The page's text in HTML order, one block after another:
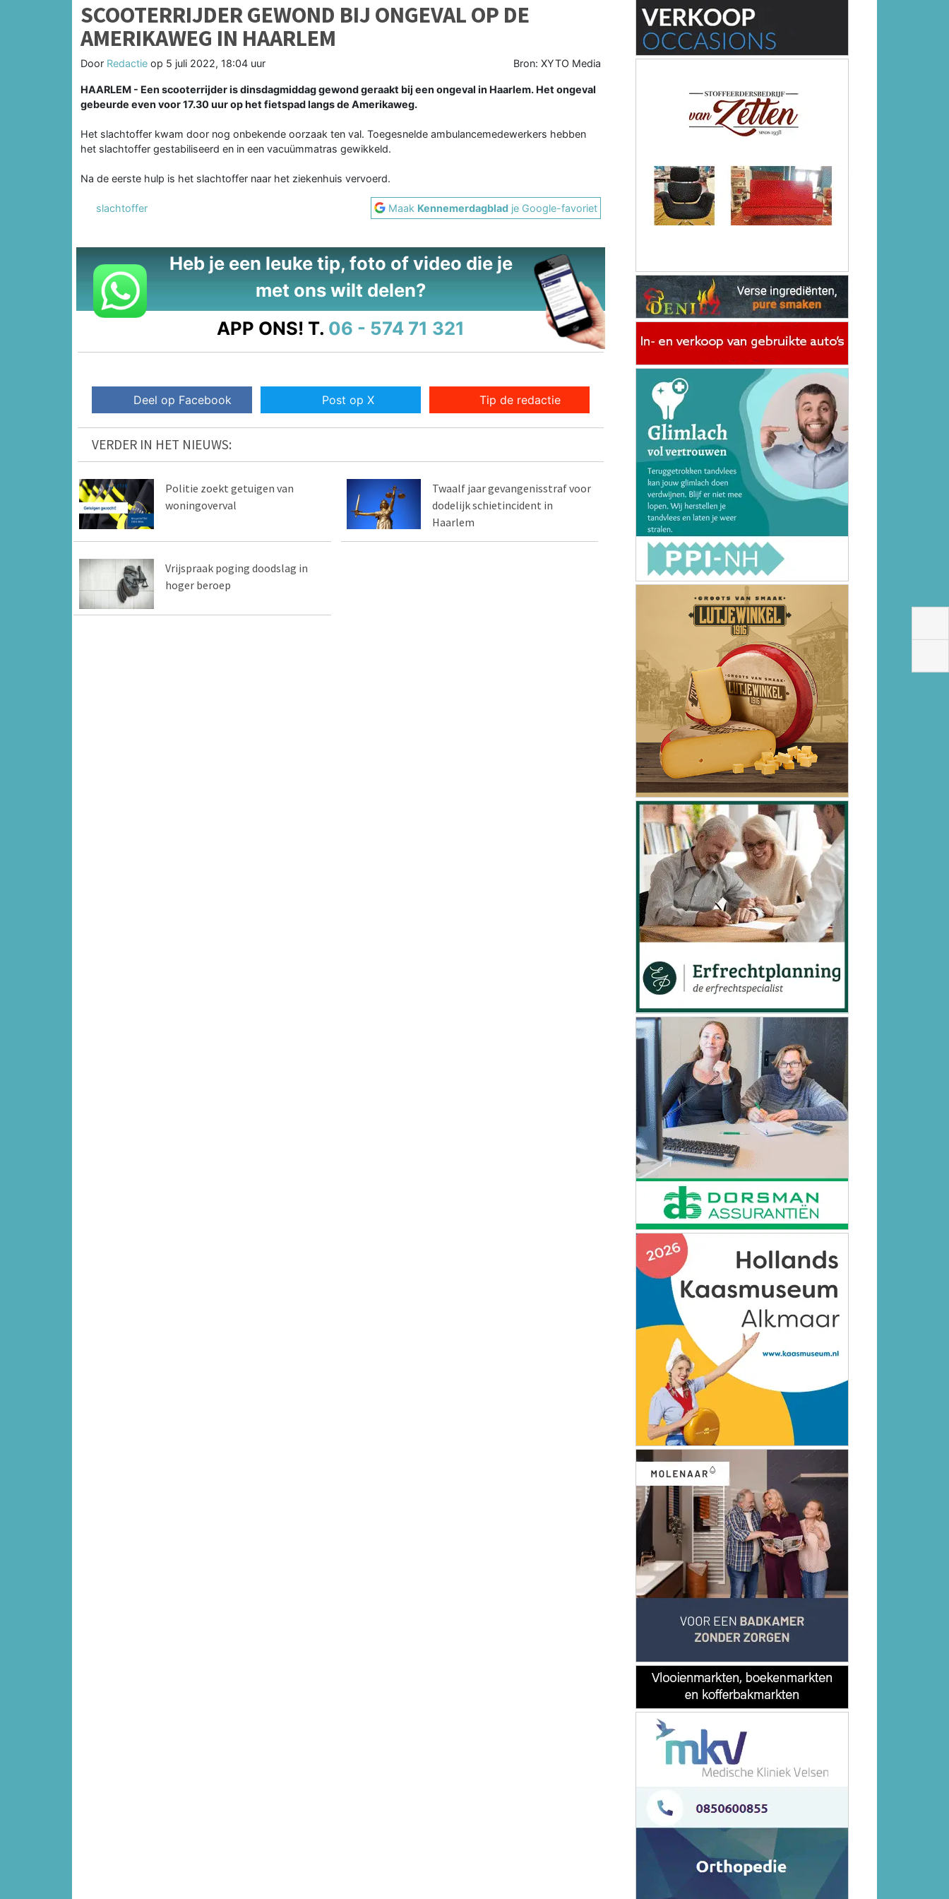
SCOOTERRIJDER GEWOND BIJ ONGEVAL OP DE
AMERIKAWEG IN HAARLEM
Door Redactie op 5 juli 2022, 18:04 uur Bron: XYTO Media
HAARLEM - Een scooterrijder is dinsdagmiddag gewond geraakt bij een ongeval in Haarlem. Het ongeval
gebeurde even voor 17.30 uur op het fietspad langs de Amerikaweg.
Het slachtoffer kwam door nog onbekende oorzaak ten val. Toegesnelde ambulancemedewerkers hebben
het slachtoffer gestabiliseerd en in een vacuümmatras gewikkeld.
Na de eerste hulp is het slachtoffer naar het ziekenhuis vervoerd.
slachtoffer Maak Kennemerdagblad je Google-favoriet
Heb je een leuke tip, foto of video die je
met ons wilt delen?
APP ONS! T. 06 - 574 71 321
Deel op Facebook Post op X Tip de redactie
VERDER IN HET NIEUWS:
Politie zoekt getuigen van
woningoverval
Twaalf jaar gevangenisstraf voor
dodelijk schietincident in
Haarlem
Vrijspraak poging doodslag in
hoger beroep